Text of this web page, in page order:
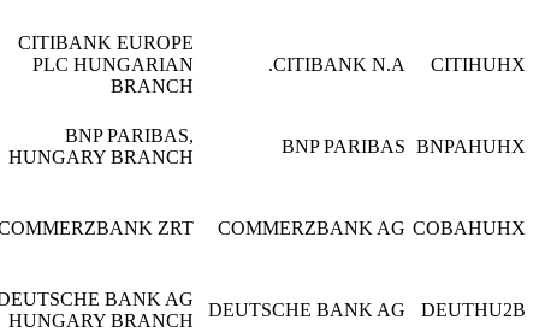
CITIBANK
CITIBANK EUROPE
PLC HUNGARIAN
הונגריה צפה
BNP
BNP PARIBAS,
HUNGARY BRANCH
הונגריה צפה
COMMERZBANK
COMMERZBANK ZRT. הונגריה צפה
DEUTSCHE BANK
DEUTSCHE BANK AG
HUNGARY BRANCH
הונגריה צפה